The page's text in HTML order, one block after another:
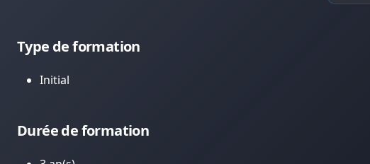
Type de formation
Initial
Durée de formation